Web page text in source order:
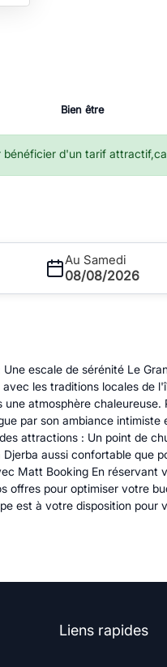
Bien être
bénéficier d'un tarif
Au Samedi
08/08/2026
escale de sérénité Le
les traditions locales de
atmosphère
par son ambiance
attractions : Un point de
aussi confortable que
Matt Booking En
offres pour optimiser votre
est à votre disposition
Liens rapides